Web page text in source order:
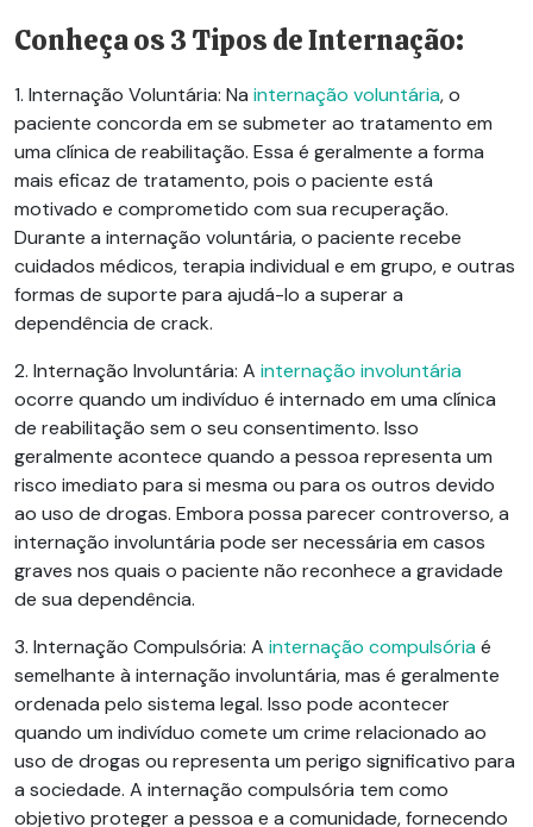
Conheça os 3 Tipos deInternação:
1. Internação Voluntária: Na internação voluntária, o
paciente concorda em se submeter ao tratamento em
uma clínica de reabilitação. Essa é geralmente a forma
mais eficaz de tratamento, pois o paciente está
motivado e comprometido com sua recuperação.
Durante a internação voluntária, o paciente recebe
cuidados médicos, terapia individual e em grupo, e outras
formas de suporte para ajudá-lo a superar a
dependência de crack.
2. Internação Involuntária: A internação involuntária
ocorre quando um indivíduo é internado em uma clínica
de reabilitação sem o seu consentimento. Isso
geralmente acontece quando a pessoa representa um
risco imediato para si mesma ou para os outros devido
ao uso de drogas. Embora possa parecer controverso, a
internação involuntária pode ser necessária em casos
graves nos quais o paciente não reconhece a gravidade
de sua dependência.
3. Internação Compulsória: A internação compulsóriaé
semelhante à internação involuntária, mas é geralmente
ordenada pelo sistema legal. Isso pode acontecer
quando um indivíduo comete um crime relacionado ao
uso de drogas ou representa um perigo significativo para
a sociedade. A internação compulsória tem como
objetivo proteger a pessoa e a comunidade, fornecendo